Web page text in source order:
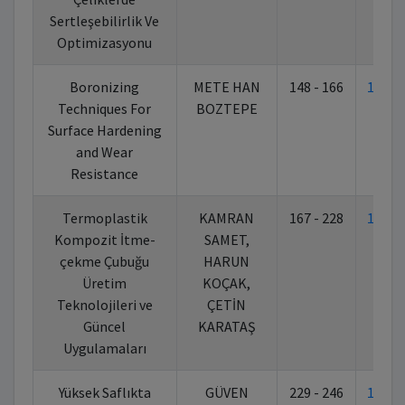
Sertleşebilirlik Ve
Optimizasyonu
Boronizing
Techniques For
Surface Hardening
and Wear
Resistance
METE HAN
BOZTEPE
148 - 166
Termoplastik
Kompozit İtme-
çekme Çubuğu
Üretim
Teknolojileri ve
Güncel
Uygulamaları
KAMRAN
SAMET,
HARUN
KOÇAK,
ÇETİN
KARATAŞ
167 - 228
Yüksek Saflıkta GÜVEN 229 - 246